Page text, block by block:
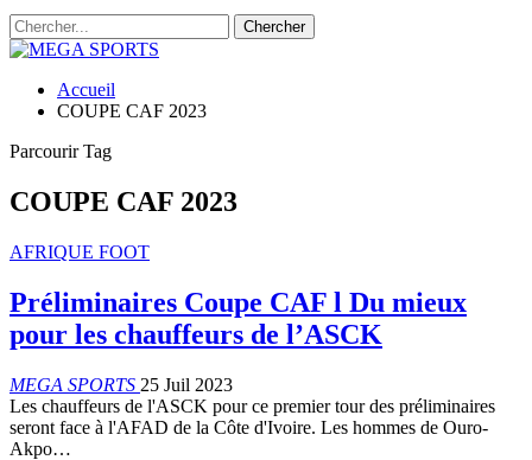
Accueil
COUPE CAF 2023
Parcourir Tag
COUPE CAF 2023
AFRIQUE FOOT
Préliminaires Coupe CAF l Du mieux
pour les chauffeurs de l’ASCK
MEGA SPORTS 25 Juil 2023
Les chauffeurs de l'ASCK pour ce premier tour des préliminaires
seront face à l'AFAD de la Côte d'Ivoire. Les hommes de Ouro-
Akpo…